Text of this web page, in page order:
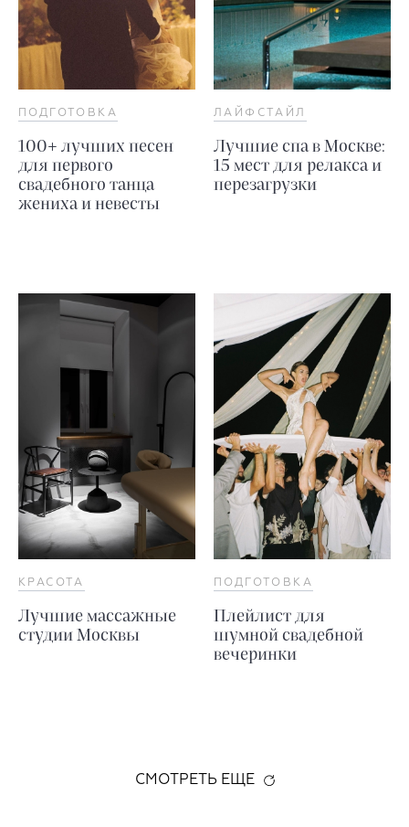
ПОДГОТОВКА
100+ лучших песен
для первого
свадебного танца
жениха и невесты
ЛАЙФСТАЙЛ
Лучшие спа в Москве:
15 мест для релакса и
перезагрузки
КРАСОТА
Лучшие массажные
студии Москвы
ПОДГОТОВКА
Плейлист для
шумной свадебной
вечеринки
СМОТРЕТЬ ЕЩЕ